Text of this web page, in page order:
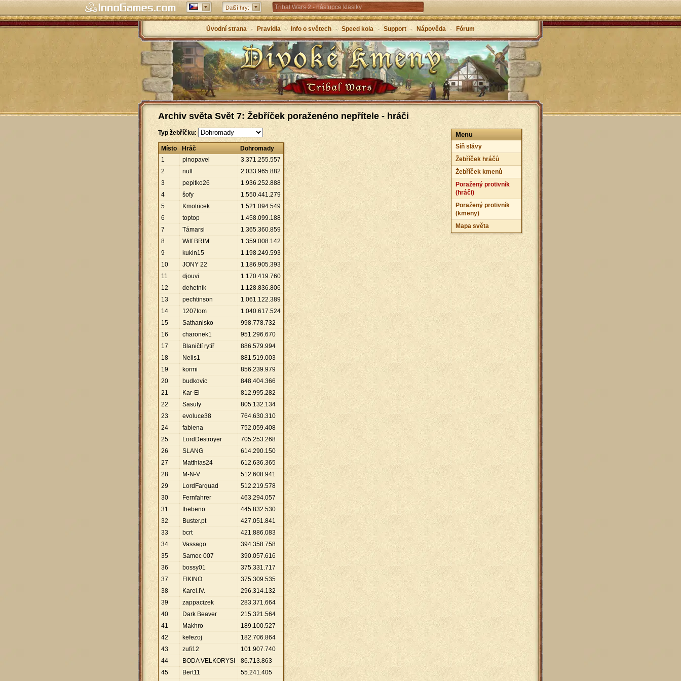
Další hry: Tribal Wars 2 - nástupce klasiky
Forge of Empires – strategicky napříč věky
Grepolis – vybuduj svou říši v antickém Řecku
Úvodní strana - Pravidla - Info o světech - Speed kola - Support - Nápověda - Fórum
Archiv světa Svět 7: Žebříček poraženéno nepřítele - hráči
Menu
Síň slávy
Žebříček hráčů
Žebříček kmenů
Poražený protivník
(hráči)
Poražený protivník
(kmeny)
Mapa světa
Typ žebříčku:
Místo Hráč
Dohromady
1
pinopavel 3.371.255.557
2
null 2.033.965.882
3
pepitko26 1.936.252.888
4
šofy 1.550.441.279
5
Kmotricek 1.521.094.549
6
toptop 1.458.099.188
7
Támarsi 1.365.360.859
8
Wilf BRIM 1.359.008.142
9
kukin15 1.198.249.593
10
JONY 22 1.186.905.393
11
djouvi 1.170.419.760
12
dehetník 1.128.836.806
13
pechtinson 1.061.122.389
14
1207tom 1.040.617.524
15
Sathanisko 998.778.732
16
charonek1 951.296.670
17
Blaničtí rytíř 886.579.994
18
Nelis1 881.519.003
19
kormi 856.239.979
20
budkovic 848.404.366
21
Kar-El 812.995.282
22
Sasuty 805.132.134
23
evoluce38 764.630.310
24
fabiena 752.059.408
25
LordDestroyer 705.253.268
26
SLANG 614.290.150
27
Matthias24 612.636.365
28
M-N-V 512.608.941
29
LordFarquad 512.219.578
30
Fernfahrer 463.294.057
31
thebeno 445.832.530
32
Buster.pt 427.051.841
33
bcrt 421.886.083
34
Vassago 394.358.758
35
Samec 007 390.057.616
36
bossy01 375.331.717
37
FIKINO 375.309.535
38
Karel.IV. 296.314.132
39
zappacizek 283.371.664
40
Dark Beaver 215.321.564
41
Makhro 189.100.527
42
kefezoj 182.706.864
43
zufi12 101.907.740
44
BODA VELKORYSI 86.713.863
45
Bert11 55.241.405